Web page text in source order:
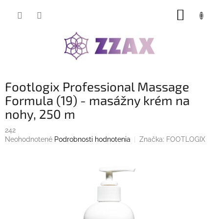
Footlogix Professional Massage
Formula (19) - masážny krém na
nohy, 250 m
242
Priemerné
Neohodnotené Podrobnosti hodnotenia Značka: FOOTLOGIX